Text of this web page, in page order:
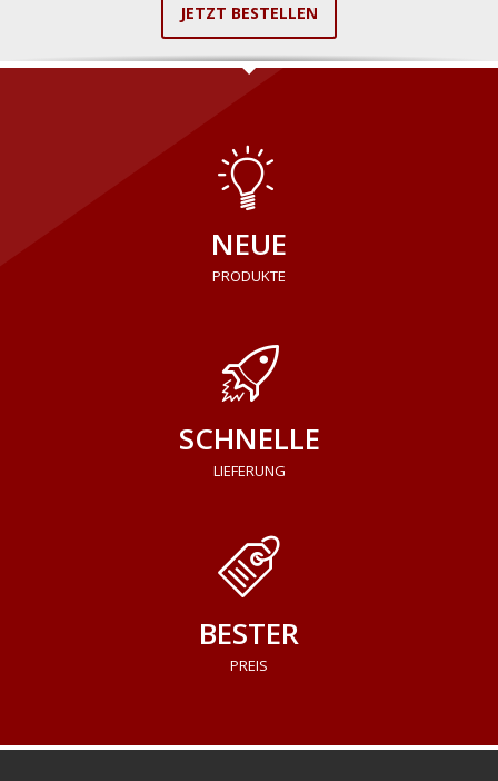
JETZT BESTELLEN
NEUE
PRODUKTE
SCHNELLE
LIEFERUNG
BESTER
PREIS